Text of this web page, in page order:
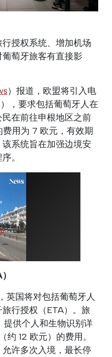
授权系统、增加机场
萄牙旅客有直接影
）报道，欧盟将引入电
，要求包括葡萄牙人在
在前往申根地区之前
用为 7 欧元，有效期
系统旨在加强边境安
。
英国将对包括葡萄牙人
行授权（ETA）。旅
提供个人和生物识别详
约 12 欧元）的费用。
许多次入境，最长停